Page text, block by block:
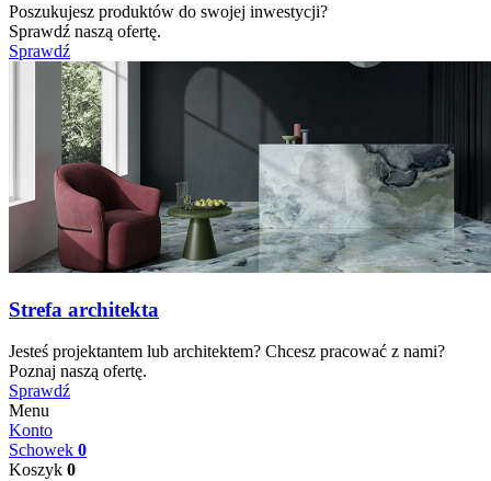
Poszukujesz produktów do swojej inwestycji?
Sprawdź naszą ofertę.
Sprawdź
Strefa architekta
Jesteś projektantem lub architektem? Chcesz pracować z nami?
Poznaj naszą ofertę.
Sprawdź
Menu
Konto
Schowek 0
Koszyk 0